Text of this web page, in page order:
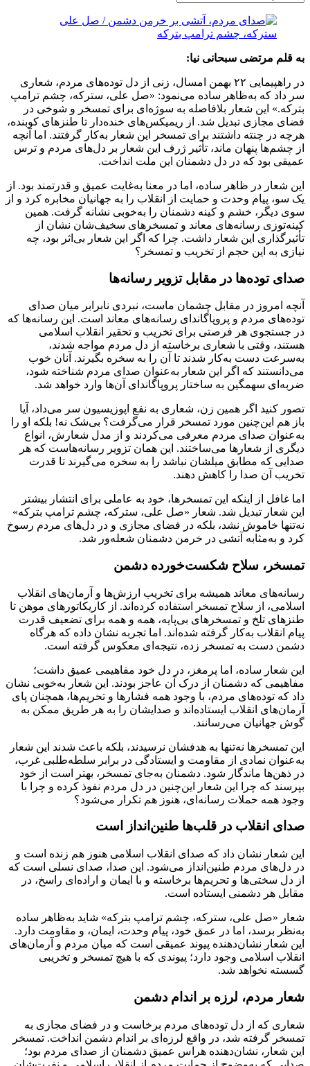
به قلم مرتضی سبحانی نیا:
در راهپیمایی ۲۲ بهمن امسال، زنی از دل توده‌های مردم، شعاری
سر داد که به‌ظاهر ساده می‌نمود: «صل علی، سترکه، چشم ترامپ
بترکه.» این شعار بلافاصله به سوژه‌ای برای تمسخر و شوخی در
فضای مجازی تبدیل شد. از ریمیکس‌های خنده‌دار تا طنزهای کوبنده،
هرچه در چنته داشتند برای تمسخر این شعار به‌کار گرفتند. اما آنچه
از چشم‌ها پنهان ماند، تأثیر ژرف این شعار بر دل‌های مردم و ترس
عمیقی بود که در دل دشمنان این ملت انداخت.
این شعار در ظاهر ساده، اما در معنا به‌غایت عمیق و قدرتمند بود. از
یک سو، پیام وحدت و حمایت از انقلاب را به جهانیان مخابره کرد و از
سوی دیگر، خشم و کینه دشمنان را به‌خوبی نشانه گرفت. همین
کینه‌توزی رسانه‌های معاند و تمسخرهای سخیف‌شان نشان از
تأثیرگذاری این شعار داشت. چرا که اگر این شعار بی‌اثر بود، چه
نیازی به این حجم از تخریب و تمسخر؟
صدای توده‌ها در مقابل تزویر رسانه‌ها
آنچه امروز در مقابل چشمان ماست، نبردی نابرابر میان صدای
توده‌های مردم و پروپاگاندای رسانه‌های معاند است. این رسانه‌ها که
در جستجوی هر فرصتی برای تخریب و تحقیر انقلاب اسلامی
هستند، وقتی با شعاری برخاسته از دل مردم مواجه شدند،
به‌سرعت دست به‌کار شدند تا آن را به سخره بگیرند. آنان خوب
می‌دانستند که اگر این شعار به‌عنوان صدای مردم شناخته شود،
ضربه‌ای سهمگین به ساختار پروپاگاندای آن‌ها وارد خواهد شد.
تصور کنید اگر همین زن، شعاری به نفع اپوزیسیون سر می‌داد، آیا
باز هم این‌چنین مورد تمسخر قرار می‌گرفت؟ بی‌شک نه! بلکه او را
به‌عنوان صدای مردم معرفی می‌کردند و از مدل شعارش، انواع
دیگری از شعارها می‌ساختند. این همان تزویر رسانه‌هاست که هر
صدایی که مطابق میلشان نباشد را به سخره می‌گیرند تا قدرت
تخریب آن صدا را کاهش دهند.
اما غافل از اینکه این تمسخرها، خود به عاملی برای انتشار بیشتر
این شعار تبدیل شد. شعار «صل علی، سترکه، چشم ترامپ بترکه»
نه‌تنها خاموش نشد، بلکه در فضای مجازی و در دل‌های مردم رسوخ
کرد و به‌مثابه آتشی در خرمن دشمنان شعله‌ور شد.
تمسخر، سلاح شکست‌خورده دشمن
رسانه‌های معاند همیشه برای تخریب ارزش‌ها و آرمان‌های انقلاب
اسلامی، از سلاح تمسخر استفاده کرده‌اند. از کاریکاتورهای موهن تا
طنزهای تلخ و تمسخرهای بی‌پایه، همه و همه برای تضعیف قدرت
پیام انقلاب به‌کار گرفته شده‌اند. اما تجربه نشان داده که هرگاه
دشمن دست به تمسخر زده، نتیجه‌ای معکوس گرفته است.
این شعار ساده، اما پرمغز، در دل خود مفاهیمی عمیق داشت؛
مفاهیمی که دشمنان از درک آن عاجز بودند. این شعار به‌خوبی نشان
داد که توده‌های مردم، با وجود همه فشارها و تحریم‌ها، همچنان پای
آرمان‌های انقلاب ایستاده‌اند و صدایشان را به هر طریق ممکن به
گوش جهانیان می‌رسانند.
این تمسخرها نه‌تنها به هدفشان نرسیدند، بلکه باعث شدند این شعار
به‌عنوان نمادی از مقاومت و ایستادگی در برابر سلطه‌طلبی غرب،
در ذهن‌ها ماندگار شود. دشمنان به‌جای تمسخر، بهتر است از خود
بپرسند که چرا این شعار این‌چنین در دل مردم نفوذ کرده و چرا با
وجود همه حملات رسانه‌ای، هنوز هم تکرار می‌شود؟
صدای انقلاب در قلب‌ها طنین‌انداز است
این شعار نشان داد که صدای انقلاب اسلامی هنوز هم زنده است و
در دل‌های مردم طنین‌انداز می‌شود. این صدا، صدای نسلی است که
از دل سختی‌ها و تحریم‌ها برخاسته و با ایمان و اراده‌ای راسخ، در
مقابل هر دشمنی ایستاده است.
شعار «صل علی، سترکه، چشم ترامپ بترکه» شاید به‌ظاهر ساده
به‌نظر برسد، اما در عمق خود، پیام وحدت، ایمان، و مقاومت دارد.
این شعار نشان‌دهنده پیوند عمیقی است که میان مردم و آرمان‌های
انقلاب اسلامی وجود دارد؛ پیوندی که با هیچ تمسخر و تخریبی
گسسته نخواهد شد.
شعار مردم، لرزه بر اندام دشمن
شعاری که از دل توده‌های مردم برخاست و در فضای مجازی به
تمسخر گرفته شد، در واقع لرزه‌ای بر اندام دشمن انداخت. تمسخر
این شعار، نشان‌دهنده هراس عمیق دشمنان از صدای مردم بود؛